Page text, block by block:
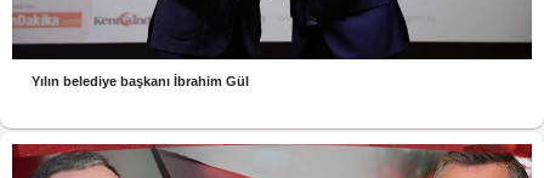
Yılın belediye başkanı İbrahim Gül